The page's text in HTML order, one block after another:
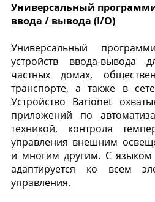
Универсальный
ввода / вывода (I/O)
Универсальный
устройств ввода-вывода
частных домах,
транспорте, а также в
Устройство Barionet
приложений по
техникой, контроля
управления внешним
и многим другим. С языком
адаптируется ко всем
управления.